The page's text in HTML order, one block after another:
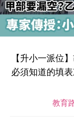
【升小一派位
必須知道的填
教育